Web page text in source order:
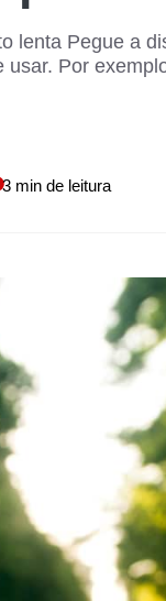
lenta Pegue a
usar. Por